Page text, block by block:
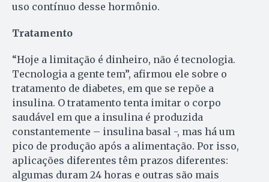
uso contínuo desse hormônio.
Tratamento
“Hoje a limitação é dinheiro, não é tecnologia.
Tecnologia a gente tem”, afirmou ele sobre o
tratamento de diabetes, em que se repõe a
insulina. O tratamento tenta imitar o corpo
saudável em que a insulina é produzida
constantemente – insulina basal -, mas há um
pico de produção após a alimentação. Por isso,
aplicações diferentes têm prazos diferentes:
algumas duram 24 horas e outras são mais